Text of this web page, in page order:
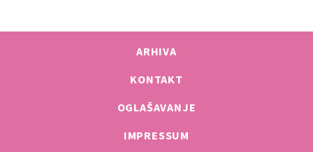
ARHIVA
KONTAKT
OGLAŠAVANJE
IMPRESSUM